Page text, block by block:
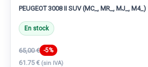
PEUGEOT 3008 II SUV (MC_, MR_, MJ_,
En stock
65,00 € -5%
61.75 € (sin IVA)